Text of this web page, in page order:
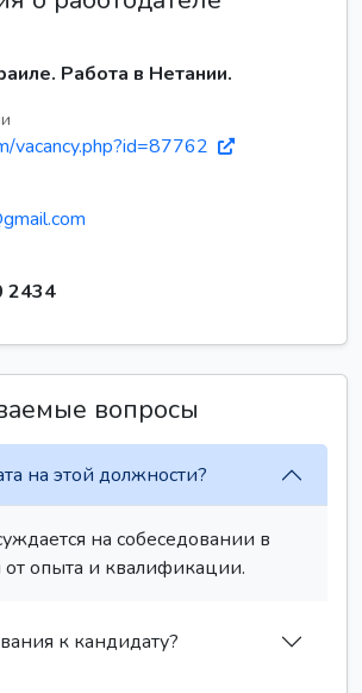
Работа в Нетании.
vacancy.php?id=87762
2434
вопросы
на этой должности?
на собеседовании в
от опыта и квалификации.
к кандидату?